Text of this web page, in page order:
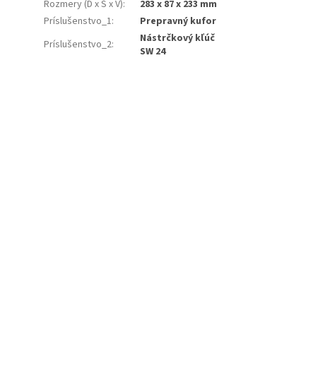
Rozmery (D x Š x V):
283 x 87 x 233 mm
Príslušenstvo_1:
Prepravný kufor
Príslušenstvo_2:
Nástrčkový kľúč
SW 24